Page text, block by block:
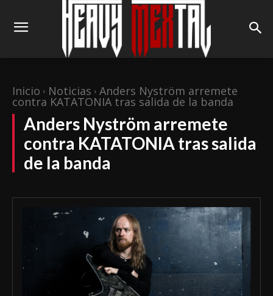
Inicio Noticias Anders Nyström arremete
contra KATATONIA tras salida de la banda
Anders Nyström arremete
contra KATATONIA tras salida
de la banda